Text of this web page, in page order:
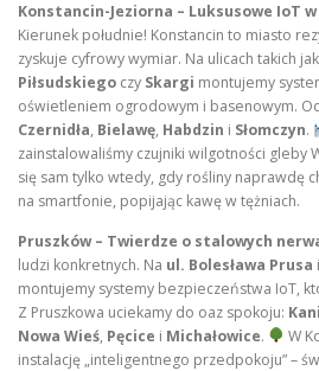
Konstancin-Jeziorna – Luksusowe IoT
Kierunek południe! Konstancin to miasto
zyskuje cyfrowy wymiar. Na ulicach takich jak
Piłsudskiego czy Skargi montujemy
oświetleniem ogrodowym i basenowym.
Czernidła, Bielawę, Habdzin i Słomczyn.
zainstalowaliśmy czujniki wilgotności gleby
się sam tylko wtedy, gdy rośliny naprawdę
na smartfonie, popijając kawę w tężniach.
Pruszków – Twierdze o stalowych
ludzi konkretnych. Na ul. Bolesława Prusa i
montujemy systemy bezpieczeństwa IoT,
Z Pruszkowa uciekamy do oaz spokoju:
Nowa Wieś, Pęcice i Michałowice.
W
instalację „inteligentnego przedpokoju” –